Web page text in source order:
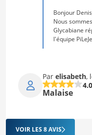
Bonjour
Nous
Glycabiane
l'équipe PiLeJe
Par elisabeth,
4.0
Malaise
VOIR LES 8 AVIS